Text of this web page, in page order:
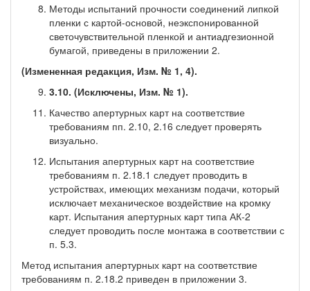
Методы испытаний прочности соединений липкой
пленки с картой-основой, неэкспонированной
светочувствительной пленкой и антиадгезионной
бумагой, приведены в приложении 2.
(Измененная редакция, Изм. № 1, 4).
3.10. (Исключены, Изм. № 1).
Качество апертурных карт на соответствие
требованиям пп. 2.10, 2.16 следует проверять
визуально.
Испытания апертурных карт на соответствие
требованиям п. 2.18.1 следует проводить в
устройствах, имеющих механизм подачи, который
исключает механическое воздействие на кромку
карт. Испытания апертурных карт типа АК-2
следует проводить после монтажа в соответствии с
п. 5.3.
Метод испытания апертурных карт на соответствие
требова­ниям п. 2.18.2 приведен в приложении 3.